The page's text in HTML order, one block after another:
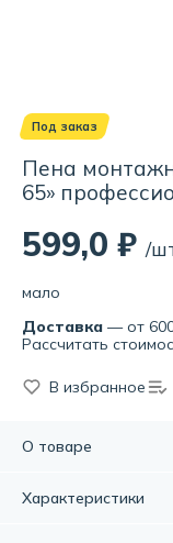
Под заказ
Пена
65»
599,0 ₽ /
мало
Доставка — от
Рассчитать
В избранное
О товаре
Характеристики